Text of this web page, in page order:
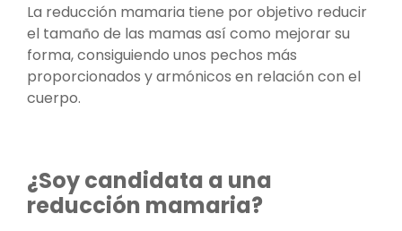
La reducción mamaria tiene por objetivo reducir
el tamaño de las mamas así como mejorar su
forma, consiguiendo unos pechos más
proporcionados y armónicos en relación con el
cuerpo.
¿Soy candidata a una
reducción mamaria?